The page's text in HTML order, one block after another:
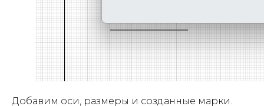
Добавим оси, размеры и созданные марки.